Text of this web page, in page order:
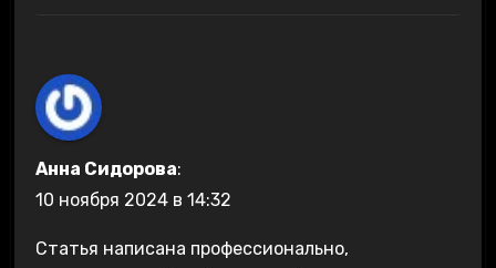
Анна Сидорова:
10 ноября 2024 в 14:32
Статья написана профессионально,